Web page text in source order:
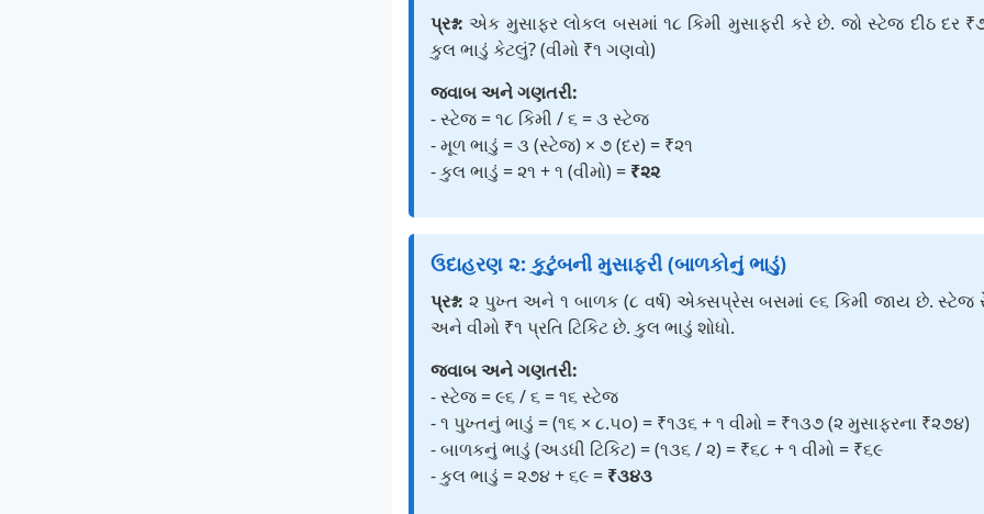
પ્રશ્ન: એક મુસાફર લોકલ બસમાં ૧૮ કિમી મુસાફરી કરે છે. જો સ્ટેજ દીઠ દર
કુલ ભાડું કેટલું? (વીમો ₹૧ ગણવો)
જવાબ અને ગણતરી:
- સ્ટેજ = ૧૮ કિમી / ૬ = ૩ સ્ટેજ
- મૂળ ભાડું = ૩ (સ્ટેજ) × ૭ (દર) = ₹૨૧
- કુલ ભાડું = ૨૧ + ૧ (વીમો) = ₹૨૨
ઉદાહરણ ૨: કુટુંબની મુસાફરી (બાળકોનું ભાડું)
પ્રશ્ન: ૨ પુખ્ત અને ૧ બાળક (૮ વર્ષ) એક્સપ્રેસ બસમાં ૯૬ કિમી જાય છે. સ્ટેજ
અને વીમો ₹૧ પ્રતિ ટિકિટ છે. કુલ ભાડું શોધો.
જવાબ અને ગણતરી:
- સ્ટેજ = ૯૬ / ૬ = ૧૬ સ્ટેજ
- ૧ પુખ્તનું ભાડું = (૧૬ × ૮.૫૦) = ₹૧૩૬ + ૧ વીમો = ₹૧૩૭ (૨ મુસાફરના ₹૨૭૪)
- બાળકનું ભાડું (અડધી ટિકિટ) = (૧૩૬ / ૨) = ₹૬૮ + ૧ વીમો = ₹૬૯
- કુલ ભાડું = ૨૭૪ + ૬૯ = ₹૩૪૩